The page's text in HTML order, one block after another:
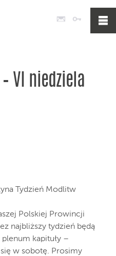
Poczta
VI niedziela
Tydzień Modlitw
Polskiej Prowincji
najbliższy tydzień będą
kapituły –
w sobotę. Prosimy